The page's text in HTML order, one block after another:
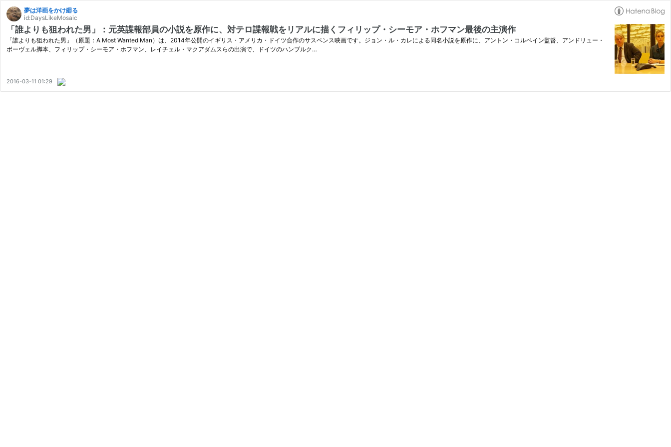
夢は洋画をかけ廻る
id:DaysLikeMosaic
「誰よりも狙われた男」：元英諜報部員の小説を原作に、対テロ諜報戦をリアルに描くフィリップ・シーモア・ホフマン最後の主演作
「誰よりも狙われた男」（原題：A Most Wanted Man）は、2014年公開のイギリス・アメリカ・ドイツ合作のサスペンス映画です。ジョン・ル・カレによる同名小説を原作に、アントン・コルベイン監督、アンドリュー・
ボーヴェル脚本、フィリップ・シーモア・ホフマン、レイチェル・マクアダムスらの出演で、ドイツのハンブルク…
2016-03-11 01:29